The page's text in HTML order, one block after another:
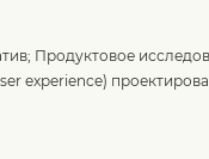
; Продуктовое
experience)